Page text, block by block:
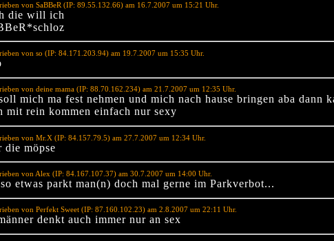
von SaBBeR (IP: 89.55.132.66) am 16.7.2007 um 15:21 Uhr.
die will ich
von so (IP: 84.171.203.94) am 19.7.2007 um 15:35 Uhr.
von deine mama (IP: 88.70.162.234) am 21.7.2007 um 12:35 Uhr.
mich ma fest nehmen und mich nach hause bringen aba dann
mit rein kommen einfach nur sexy
von Mr.X (IP: 84.157.79.5) am 27.7.2007 um 12:34 Uhr.
die möpse
von Alex (IP: 84.167.107.37) am 30.7.2007 um 14:00 Uhr.
etwas parkt man(n) doch mal gerne im Parkverbot...
von Perfekt Sweet (IP: 87.160.102.23) am 2.8.2007 um 22:11 Uhr.
denkt auch immer nur an sex